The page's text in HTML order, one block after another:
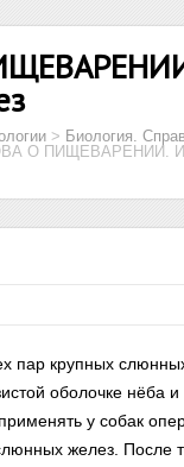
> Биология.
О ПИЩЕВАРЕНИИ.
пар крупных
оболочке нёба
у собак
желез. После